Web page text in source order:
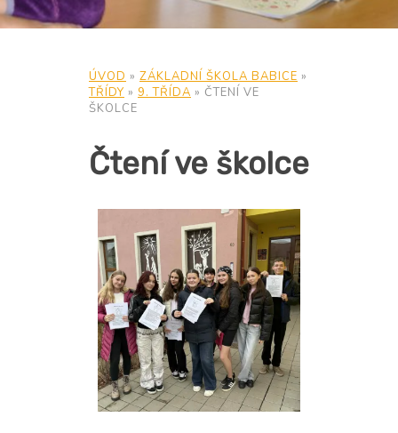
ÚVOD » ZÁKLADNÍ ŠKOLA BABICE »
TŘÍDY » 9. TŘÍDA » ČTENÍ VE
ŠKOLCE
Čtení ve školce